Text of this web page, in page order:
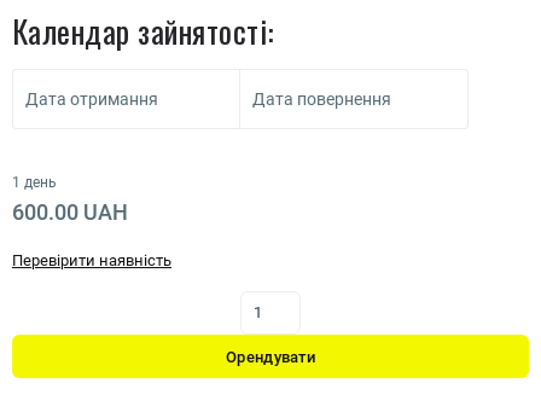
Календар зайнятості:
Дата отримання Дата повернення
1 день
600.00 UAH
Перевірити наявність
Орендувати